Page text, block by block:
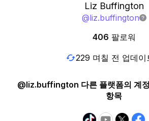
Liz Buffington
@liz.buffington
406 팔로워
229 며칠 전 업데이
@liz.buffington 다른 플랫폼의 계
항목